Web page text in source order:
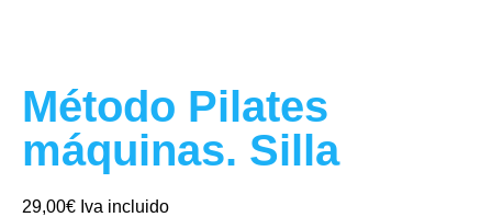
Método Pilates
máquinas. Silla
29,00€ Iva incluido